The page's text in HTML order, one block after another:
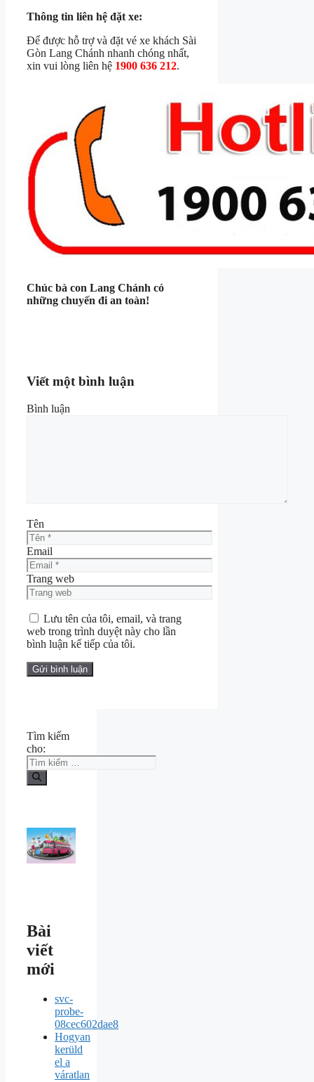
Thông tin liên hệ đặt xe:
Để được hỗ trợ và đặt vé xe khách Sài
Gòn Lang Chánh nhanh chóng nhất,
xin vui lòng liên hệ 1900 636 212.
Chúc bà con Lang Chánh có
những chuyến đi an toàn!
Viết một bình luận
Bình luận
Tên
Email
Trang web
Lưu tên của tôi, email, và trang
web trong trình duyệt này cho lần
bình luận kế tiếp của tôi.
Tìm kiếm
cho:
Bài
viết
mới
svc-
probe-
08cec602dae8
Hogyan
kerüld
el a
váratlan